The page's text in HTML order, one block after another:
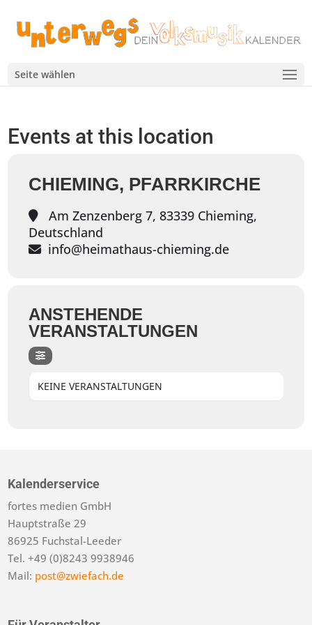
Seite wählen
Events at this location
CHIEMING, PFARRKIRCHE
Am Zenzenberg 7, 83339 Chieming,
Deutschland
info@heimathaus-chieming.de
ANSTEHENDE
VERANSTALTUNGEN
KEINE VERANSTALTUNGEN
Kalenderservice
fortes medien GmbH
Hauptstraße 29
86925 Fuchstal-Leeder
Tel. +49 (0)8243 9938946
Mail: post@zwiefach.de